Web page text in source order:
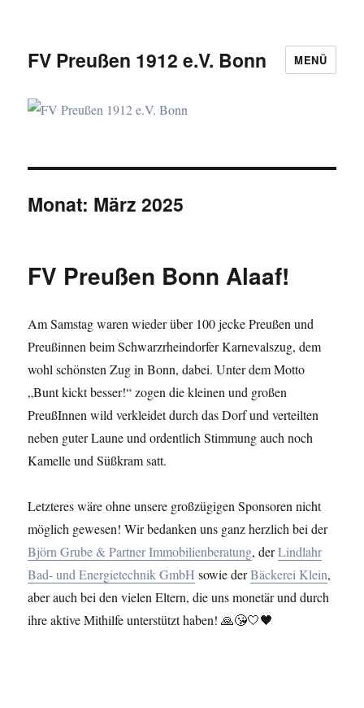
FV Preußen 1912 e.V. Bonn MENÜ
Monat: März 2025
FV Preußen Bonn Alaaf!
Am Samstag waren wieder über 100 jecke Preußen und
Preußinnen beim Schwarzrheindorfer Karnevalszug, dem
wohl schönsten Zug in Bonn, dabei. Unter dem Motto
„Bunt kickt besser!“ zogen die kleinen und großen
PreußInnen wild verkleidet durch das Dorf und verteilten
neben guter Laune und ordentlich Stimmung auch noch
Kamelle und Süßkram satt.
Letzteres wäre ohne unsere großzügigen Sponsoren nicht
möglich gewesen! Wir bedanken uns ganz herzlich bei der
Björn Grube & Partner Immobilienberatung, derLindlahr
Bad- und Energietechnik GmbH sowie derBäckerei Klein,
aber auch bei den vielen Eltern, die uns monetär und durch
ihre aktive Mithilfe unterstützt haben! 🙏😘🤍🖤